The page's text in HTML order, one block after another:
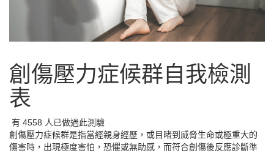
創傷壓力症候群自我檢測
表
有 4558 人已做過此測驗
創傷壓力症候群是指當經親身經歷，或目睹到威脅生命或極重大的
傷害時，出現極度害怕，恐懼或無助感，而符合創傷後反應診斷準